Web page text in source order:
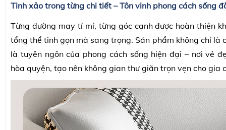
Tinh xảo trong từng chi tiết – Tôn vinh phong cách sống
Từng đường may tỉ mỉ, từng góc cạnh được hoàn thiện
tổng thể tinh gọn mà sang trọng. Sản phẩm không chỉ là
là tuyên ngôn của phong cách sống hiện đại – nơi vẻ
hòa quyện, tạo nên không gian thư giãn trọn vẹn cho gia